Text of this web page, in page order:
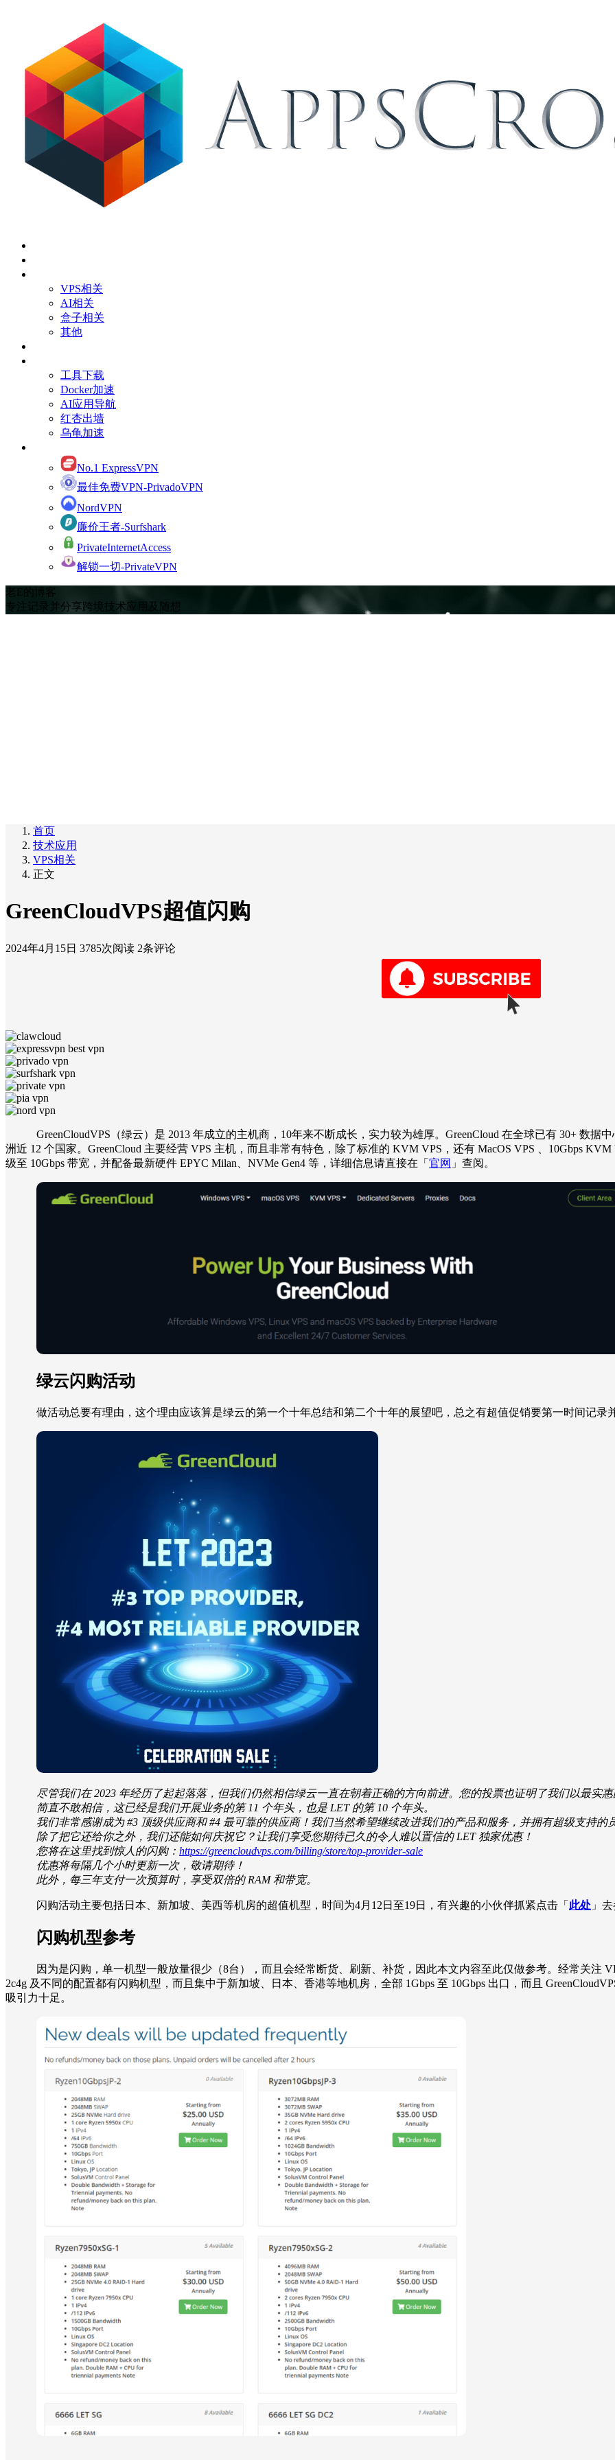
VPS相关
AI相关
盒子相关
其他
工具下载
Docker加速
AI应用导航
红杏出墙
乌龟加速
No.1 ExpressVPN
最佳免费VPN-PrivadoVPN
NordVPN
廉价王者-Surfshark
PrivateInternetAccess
解锁一切-PrivateVPN
老E的博客
专注记录并分享跨境技术应用及随想
首页
技术应用
VPS相关
正文
GreenCloudVPS超值闪购
2024年4月15日 3785次阅读 2条评论
GreenCloudVPS（绿云）是 2013 年成立的主机商，10年来不断成长，实力较为雄厚。GreenCloud 在全球已有 30+ 数
洲近 12 个国家。GreenCloud 主要经营 VPS 主机，而且非常有特色，除了标准的 KVM VPS，还有 MacOS VPS 、10Gbps
级至 10Gbps 带宽，并配备最新硬件 EPYC Milan、NVMe Gen4 等，详细信息请直接在「 官网 」查阅。
绿云闪购活动
做活动总要有理由，这个理由应该算是绿云的第一个十年总结和第二个十年的展望吧，总之有超值促销要第一时间记录
尽管我们在 2023 年经历了起起落落，但我们仍然相信绿云一直在朝着正确的方向前进。您的投票也证明了我们以最实
简直不敢相信，这已经是我们开展业务的第 11 个年头，也是 LET 的第 10 个年头。
我们非常感谢成为 #3 顶级供应商和 #4 最可靠的供应商！我们当然希望继续改进我们的产品和服务，并拥有超级支持的
除了把它还给你之外，我们还能如何庆祝它？让我们享受您期待已久的令人难以置信的 LET 独家优惠！
您将在这里找到惊人的闪购： https://greencloudvps.com/billing/store/top-provider-sale
优惠将每隔几个小时更新一次，敬请期待！
此外，每三年支付一次预算时，享受双倍的 RAM 和带宽。
闪购活动主要包括日本、新加坡、美西等机房的超值机型，时间为4月12日至19日，有兴趣的小伙伴抓紧点击「 此处 」
闪购机型参考
因为是闪购，单一机型一般放量很少（8台），而且会经常断货、刷新、补货，因此本文内容至此仅做参考。经常关注
2c4g 及不同的配置都有闪购机型，而且集中于新加坡、日本、香港等地机房，全部 1Gbps 至 10Gbps 出口，而且
吸引力十足。